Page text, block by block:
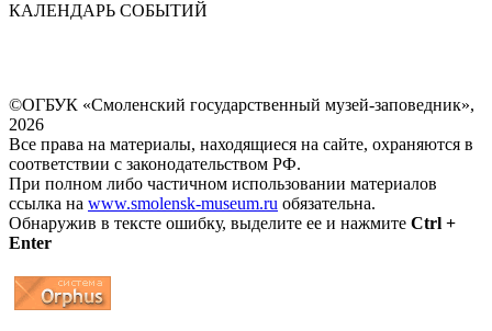
КАЛЕНДАРЬ СОБЫТИЙ
©ОГБУК «Смоленский государственный музей-заповедник»,
2026
Все права на материалы, находящиеся на сайте, охраняются в
соответствии с законодательством РФ.
При полном либо частичном использовании материалов
ссылка на www.smolensk-museum.ru обязательна.
Обнаружив в тексте ошибку, выделите ее и нажмите Ctrl +
Enter